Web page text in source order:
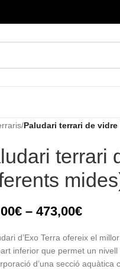
/Paludari terrari de
terrari
€ – 473,00€
d’Exo Terra ofereix el
inferior que permet un
d’una secció